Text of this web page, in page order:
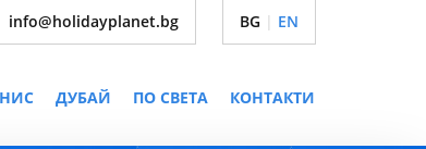
ДУБАЙ ПО СВЕТА КОНТАКТИ
info@holidayplanet.bg BG | EN